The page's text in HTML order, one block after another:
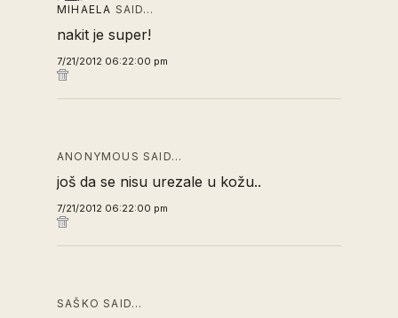
MIHAELA SAID…
nakit je super!
7/21/2012 06:22:00 pm
ANONYMOUS SAID…
još da se nisu urezale u kožu..
7/21/2012 06:22:00 pm
SAŠKO SAID…